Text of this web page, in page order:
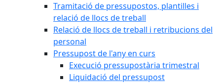
Tramitació de pressupostos, plantilles i
relació de llocs de treball
Relació de llocs de treball i retribucions del
personal
Pressupost de l'any en curs
Execució pressupostària trimestral
Liquidació del pressupost